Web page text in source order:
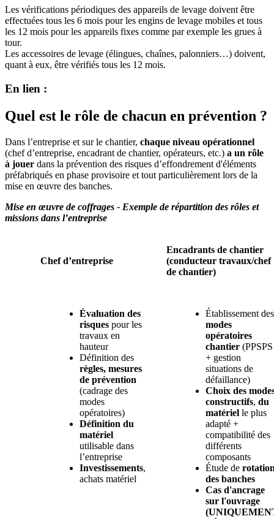
Les vérifications périodiques des appareils de levage doivent être
effectuées tous les 6 mois pour les engins de levage mobiles et tous
les 12 mois pour les appareils fixes comme par exemple les grues à
tour.
Les accessoires de levage (élingues, chaînes, palonniers…) doivent,
quant à eux, être vérifiés tous les 12 mois.
En lien :
Quel est le rôle de chacun en prévention ?
Dans l’entreprise et sur le chantier, chaque niveau opérationnel
(chef d’entreprise, encadrant de chantier, opérateurs, etc.) a un rôle
à jouer dans la prévention des risques d’effondrement d'éléments
préfabriqués en phase provisoire et tout particulièrement lors de la
mise en œuvre des banches.
Mise en œuvre de coffrages - Exemple de répartition des rôles et
missions dans l’entreprise
Chef d’entreprise
Encadrants de chantier
(conducteur travaux/chef
de chantier)
Évaluation des
risques pour les
travaux en
hauteur
Définition des
règles, mesures
de prévention
(cadrage des
modes
opératoires)
Définition du
matériel
utilisable dans
l’entreprise
Investissements,
achats matériel
Établissement des
modes
opératoires
chantier (PPSPS
+ gestion
situations de
défaillance)
Choix des
constructifs, du
matériel le plus
adapté +
compatibilité des
différents
composants
Étude de
des banches
Cas d'ancrage
sur l'ouvrage